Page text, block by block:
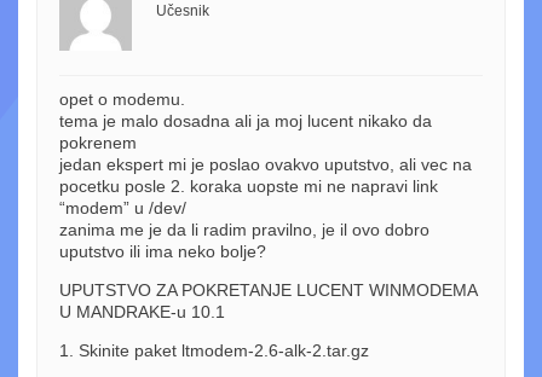
Učesnik
opet o modemu.
tema je malo dosadna ali ja moj lucent nikako da
pokrenem
jedan ekspert mi je poslao ovakvo uputstvo, ali vec na
pocetku posle 2. koraka uopste mi ne napravi link
“modem” u /dev/
zanima me je da li radim pravilno, je il ovo dobro
uputstvo ili ima neko bolje?
UPUTSTVO ZA POKRETANJE LUCENT WINMODEMA
U MANDRAKE-u 10.1
1. Skinite paket ltmodem-2.6-alk-2.tar.gz